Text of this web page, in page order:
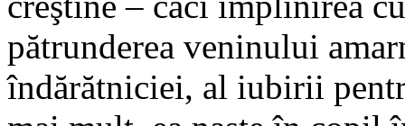
pătrunderea veninului
îndărătniciei, al iubirii